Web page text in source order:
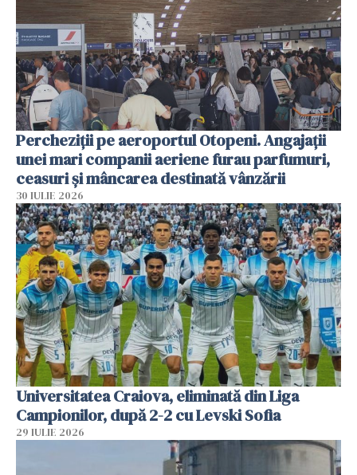
Percheziții pe aeroportul Otopeni. Angajații
unei mari companii aeriene furau parfumuri,
ceasuri și mâncarea destinată vânzării
30 IULIE 2026
Universitatea Craiova, eliminată din Liga
Campionilor, după 2-2 cu Levski Sofia
29 IULIE 2026